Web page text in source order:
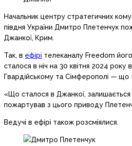
Начальник центру стратегичних
півдня України Дмитро Плетенчук
Джанкої, Крим.
Так, в ефірі телеканалу Freedom
сталося в ніч на 30 квітня 2024 року
Гвардійському та Сімферополі — що
«Що сталося в Джанкої,
пожартував з цього приводу
Ведучі в ефірі також розсміялися.